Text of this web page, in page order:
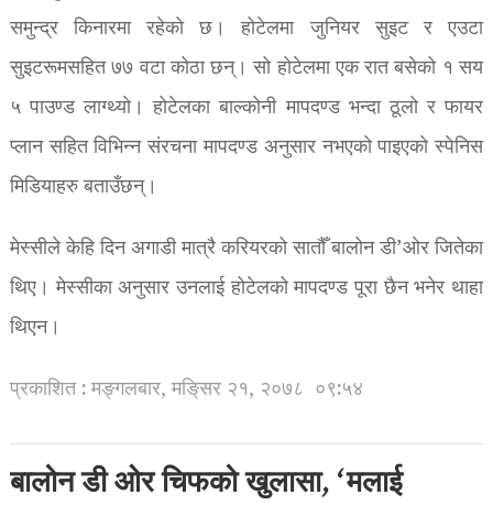
समुन्द्र किनारमा रहेको छ। होटेलमा जुनियर सुइट र एउटा
सुइटरूमसहित ७७ वटा कोठा छन्। सो होटेलमा एक रात बसेको १ सय
५ पाउण्ड लाग्थ्यो। होटेलका बाल्कोनी मापदण्ड भन्दा ठूलो र फायर
प्लान सहित विभिन्न संरचना मापदण्ड अनुसार नभएको पाइएको स्पेनिस
मिडियाहरु बताउँछन्।
मेस्सीले केहि दिन अगाडी मात्रै करियरको सातौँ बालोन डी’ओर जितेका
थिए। मेस्सीका अनुसार उनलाई होटेलको मापदण्ड पूरा छैन भनेर थाहा
थिएन।
प्रकाशित : मङ्गलबार, मङि्सर २१, २०७८ ०९:५४
बालोन डी ओर चिफको खुलासा, ‘मलाई